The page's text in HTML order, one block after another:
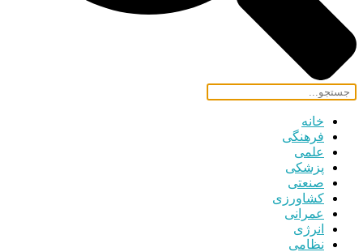
خانه
فرهنگی
علمی
پزشکی
صنعتی
کشاورزی
عمرانی
انرژی
نظامی